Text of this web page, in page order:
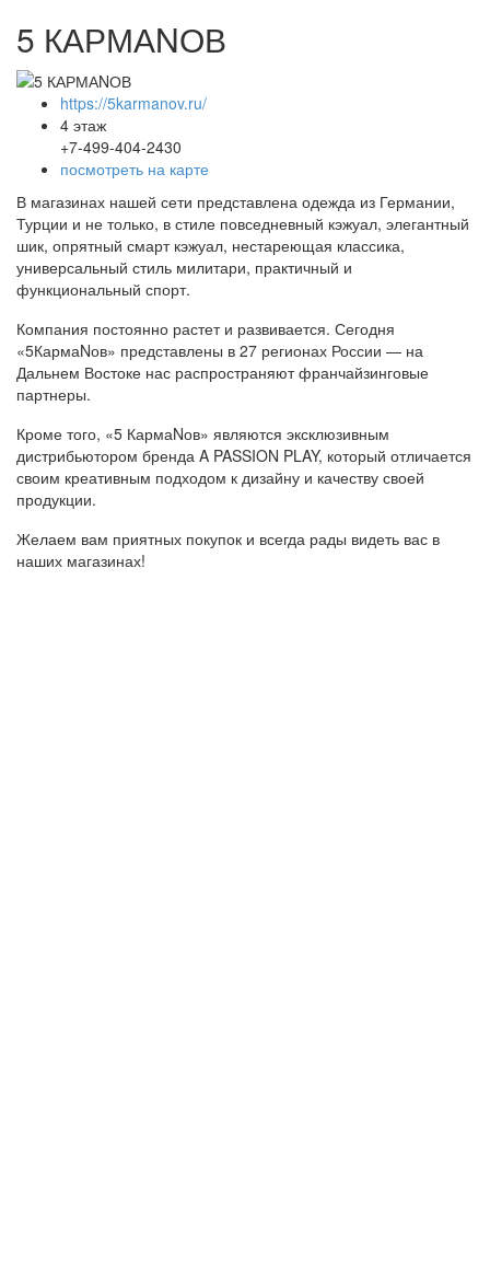
5 КАРМАNОВ
https://5karmanov.ru/
4 этаж
+7-499-404-2430
посмотреть на карте
В магазинах нашей сети представлена одежда из Германии,
Турции и не только, в стиле повседневный кэжуал, элегантный
шик, опрятный смарт кэжуал, нестареющая классика,
универсальный стиль милитари, практичный и
функциональный спорт.
Компания постоянно растет и развивается. Сегодня
«5КармаNов» представлены в 27 регионах России — на
Дальнем Востоке нас распространяют франчайзинговые
партнеры.
Кроме того, «5 КармаNов» являются эксклюзивным
дистрибьютором бренда A PASSION PLAY, который отличается
своим креативным подходом к дизайну и качеству своей
продукции.
Желаем вам приятных покупок и всегда рады видеть вас в
наших магазинах!